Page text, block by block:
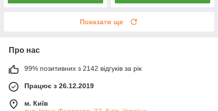
Показати ще
Про нас
99% позитивних з 2142 відгуків за рік
Працює з 26.12.2019
м. Київ